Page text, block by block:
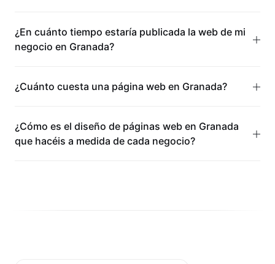
¿En cuánto tiempo estaría publicada la web de mi
negocio en Granada?
¿Cuánto cuesta una página web en Granada?
¿Cómo es el diseño de páginas web en Granada
que hacéis a medida de cada negocio?